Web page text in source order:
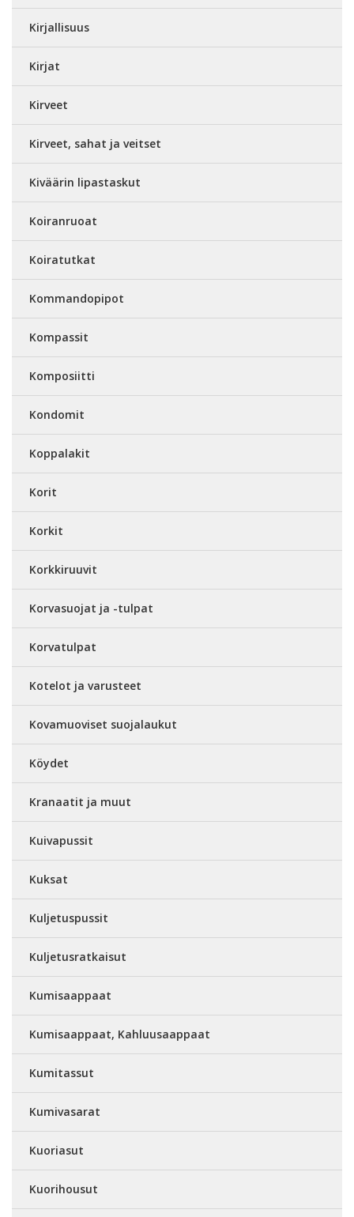
Kirjallisuus
Kirjat
Kirveet
Kirveet, sahat ja veitset
Kiväärin lipastaskut
Koiranruoat
Koiratutkat
Kommandopipot
Kompassit
Komposiitti
Kondomit
Koppalakit
Korit
Korkit
Korkkiruuvit
Korvasuojat ja -tulpat
Korvatulpat
Kotelot ja varusteet
Kovamuoviset suojalaukut
Köydet
Kranaatit ja muut
Kuivapussit
Kuksat
Kuljetuspussit
Kuljetusratkaisut
Kumisaappaat
Kumisaappaat, Kahluusaappaat
Kumitassut
Kumivasarat
Kuoriasut
Kuorihousut